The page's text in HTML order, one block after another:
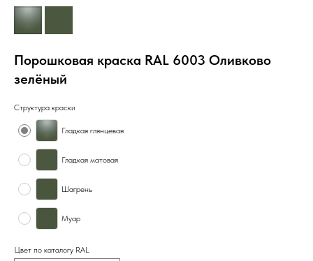
Порошковая краска RAL 6003 Оливково
зелёный
Структура краски
Гладкая глянцевая
Гладкая матовая
Шагрень
Муар
Цвет по каталогу RAL